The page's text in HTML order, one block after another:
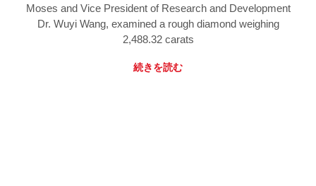
Moses and Vice President of Research and Development
Dr. Wuyi Wang, examined a rough diamond weighing
2,488.32 carats
続きを読む